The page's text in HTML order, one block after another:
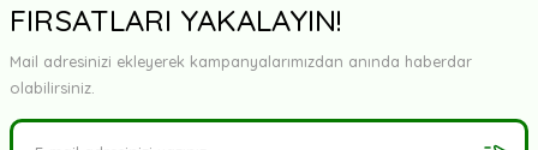
FIRSATLARI YAKALAYIN!
Mail adresinizi ekleyerek kampanyalarımızdan anında haberdar
olabilirsiniz.